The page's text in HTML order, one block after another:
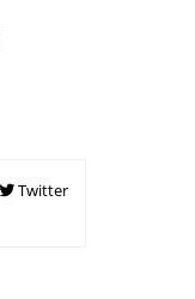
Twitter